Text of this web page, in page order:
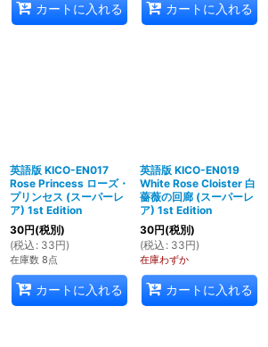
カートに入れる カートに入れる
英語版 KICO-EN017
Rose Princess ローズ・
プリンセス (スーパーレ
ア) 1st Edition
30円(税別)
(税込 : 33円)
在庫数 8点
カートに入れる
英語版 KICO-EN019
White Rose Cloister 白
薔薇の回廊 (スーパーレ
ア) 1st Edition
30円(税別)
(税込 : 33円)
在庫わずか
カートに入れる